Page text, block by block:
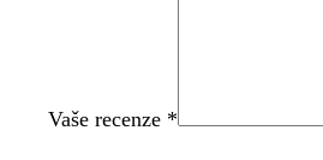
Vaše recenze *